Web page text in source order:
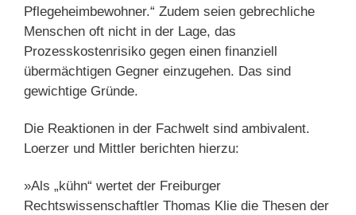
Pflegeheimbewohner.“ Zudem seien gebrechliche
Menschen oft nicht in der Lage, das
Prozesskostenrisiko gegen einen finanziell
übermächtigen Gegner einzugehen. Das sind
gewichtige Gründe.
Die Reaktionen in der Fachwelt sind ambivalent.
Loerzer und Mittler berichten hierzu:
»Als „kühn“ wertet der Freiburger
Rechtswissenschaftler Thomas Klie die Thesen der